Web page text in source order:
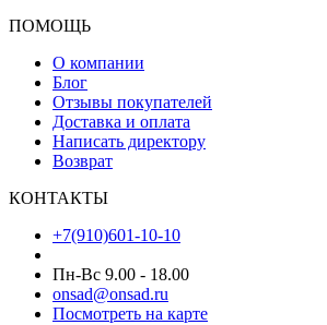
ПОМОЩЬ
О компании
Блог
Отзывы покупателей
Доставка и оплата
Написать директору
Возврат
КОНТАКТЫ
+7(910)601-10-10
Пн-Вс 9.00 - 18.00
onsad@onsad.ru
Посмотреть на карте